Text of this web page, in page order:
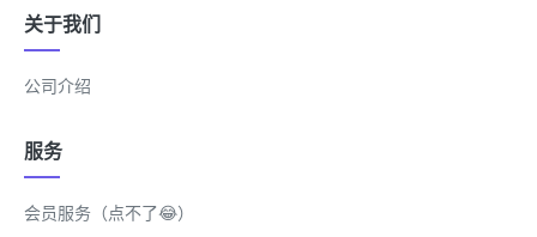
关于我们
公司介绍
服务
会员服务（点不了😂）